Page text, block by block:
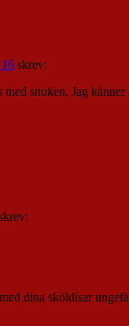
skrev:
snoken. Jag
dina sköldisar